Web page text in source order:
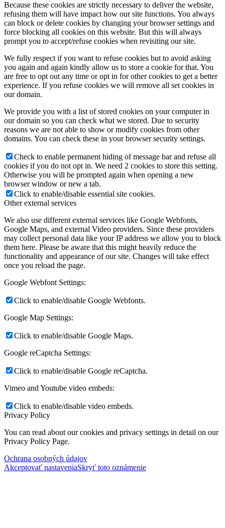
Because these cookies are strictly necessary to deliver the website,
refusing them will have impact how our site functions. You always
can block or delete cookies by changing your browser settings and
force blocking all cookies on this website. But this will always
prompt you to accept/refuse cookies when revisiting our site.
We fully respect if you want to refuse cookies but to avoid asking
you again and again kindly allow us to store a cookie for that. You
are free to opt out any time or opt in for other cookies to get a better
experience. If you refuse cookies we will remove all set cookies in
our domain.
We provide you with a list of stored cookies on your computer in
our domain so you can check what we stored. Due to security
reasons we are not able to show or modify cookies from other
domains. You can check these in your browser security settings.
Check to enable permanent hiding of message bar and refuse all
cookies if you do not opt in. We need 2 cookies to store this setting.
Otherwise you will be prompted again when opening a new
browser window or new a tab.
Click to enable/disable essential site cookies.
Other external services
We also use different external services like Google Webfonts,
Google Maps, and external Video providers. Since these providers
may collect personal data like your IP address we allow you to block
them here. Please be aware that this might heavily reduce the
functionality and appearance of our site. Changes will take effect
once you reload the page.
Google Webfont Settings:
Click to enable/disable Google Webfonts.
Google Map Settings:
Click to enable/disable Google Maps.
Google reCaptcha Settings:
Click to enable/disable Google reCaptcha.
Vimeo and Youtube video embeds:
Click to enable/disable video embeds.
Privacy Policy
You can read about our cookies and privacy settings in detail on our
Privacy Policy Page.
Ochrana osobných údajov
Akceptovať nastaveniaSkryť toto oznámenie